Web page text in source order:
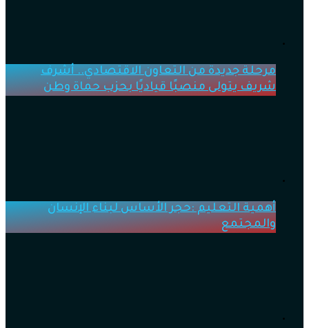
مرحلة جديدة من التعاون الاقتصادي.. أشرف
شريف يتولى منصبًا قياديًا بحزب حماة وطن
أهمية التعليم :حجر الأساس لبناء الإنسان
والمجتمع